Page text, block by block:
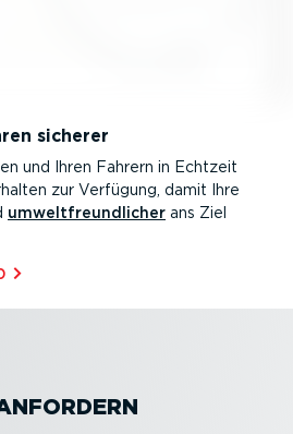
sicherer
und Ihren Fahrern in Echtzeit
zur Verfügung, damit Ihre
umwelt­freund­licher ans Ziel